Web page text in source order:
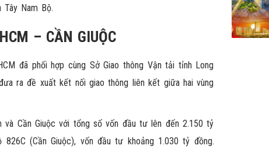
Nam Bộ.
– CẦN GIUỘC
đã phối hợp cùng Sở Giao thông Vận tải tỉnh Long
ra đề xuất kết nối giao thông liên kết giữa hai vùng
và Cần Giuộc với tổng số vốn đầu tư lên đến 2.150 tỷ
(Cần Giuộc), vốn đầu tư khoảng 1.030 tỷ đồng.